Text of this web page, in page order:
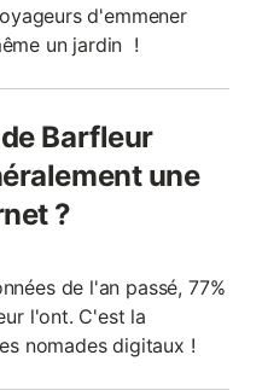
d'emmener
un jardin !
Barfleur
une
?
de l'an passé, 77%
l'ont. C'est la
nomades digitaux !